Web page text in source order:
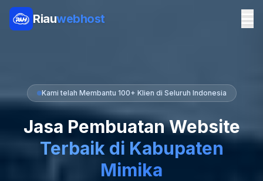
Riauwebhost
Kami telah Membantu 100+ Klien di Seluruh Indonesia
Jasa Pembuatan Website
Terbaik di Kabupaten
Mimika